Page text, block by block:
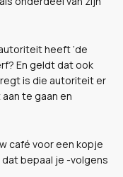
heeft ‘de
En geldt dat ook
is die autoriteit er
te gaan en
café voor een kopje
bepaal je -volgens